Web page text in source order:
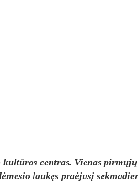
kul­tū­ros cent­ras. Vie­nas
lau­kęs praė­ju­sį